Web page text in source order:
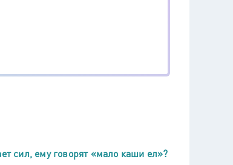
сил, ему говорят «мало каши ел»?